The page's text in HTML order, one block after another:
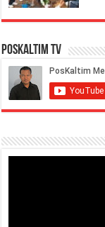
PosKaltim TV